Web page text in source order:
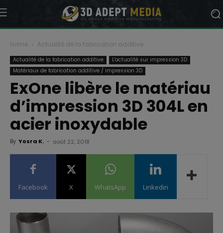
Home Actualité de la fabrication additive
Actualité de la fabrication additive
L'actualité sur impression 3D
Matériaux de fabrication additive / impression 3D
ExOne libère le matériau
d’impression 3D 304L en
acier inoxydable
By Yosra K. - août 22, 2018
Facebook X WhatsApp Linkedin